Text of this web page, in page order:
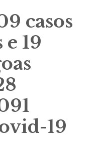
casos
19
19